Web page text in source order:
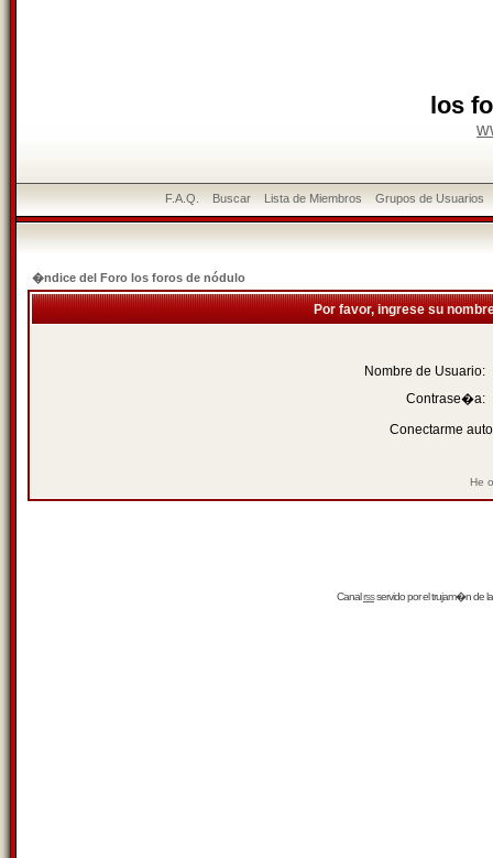
los
F.A.Q. Buscar Lista de Miembros Grupos de Usuarios
�ndice del Foro los foros de nódulo
Por favor, ingrese su
Nombre de Usuario:
Contrase�a:
Conectarme
He
Canalrssservido por eltrujam�nde